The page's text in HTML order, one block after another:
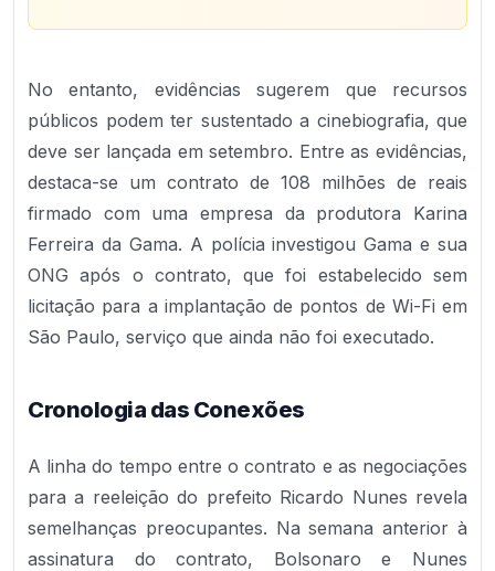
No entanto, evidências sugerem que recursos
públicos podem ter sustentado a cinebiografia, que
deve ser lançada em setembro. Entre as evidências,
destaca-se um contrato de 108 milhões de reais
firmado com uma empresa da produtora Karina
Ferreira da Gama. A polícia investigou Gama e sua
ONG após o contrato, que foi estabelecido sem
licitação para a implantação de pontos de Wi-Fi em
São Paulo, serviço que ainda não foi executado.
Cronologia das Conexões
A linha do tempo entre o contrato e as negociações
para a reeleição do prefeito Ricardo Nunes revela
semelhanças preocupantes. Na semana anterior à
assinatura do contrato, Bolsonaro e Nunes